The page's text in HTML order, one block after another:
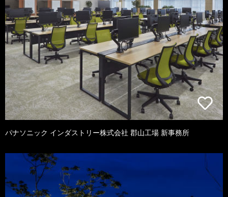
パナソニック インダストリー株式会社 郡山工場 新事務所